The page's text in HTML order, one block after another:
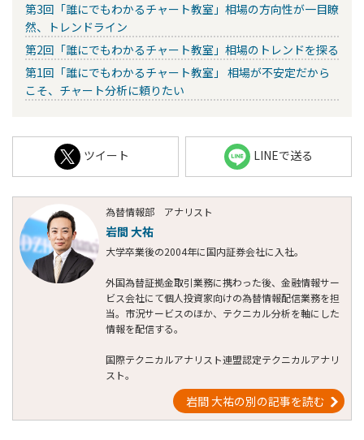
第3回「誰にでもわかるチャート教室」相場の方向性が一目瞭
然、トレンドライン
第2回「誰にでもわかるチャート教室」相場のトレンドを探る
第1回「誰にでもわかるチャート教室」 相場が不安定だから
こそ、チャート分析に頼りたい
ツイート LINEで送る
為替情報部 アナリスト
岩間 大祐
大学卒業後の2004年に国内証券会社に入社。
外国為替証拠金取引業務に携わった後、金融情報サー
ビス会社にて個人投資家向けの為替情報配信業務を担
当。市況サービスのほか、テクニカル分析を軸にした
情報を配信する。
国際テクニカルアナリスト連盟認定テクニカルアナリ
スト。
岩間 大祐の別の記事を読む